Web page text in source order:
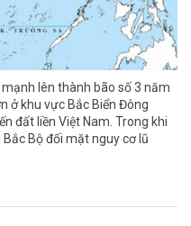
lên thành bão số 3 năm
ở khu vực Bắc Biển Đông
đất liền Việt Nam. Trong khi
Bộ đối mặt nguy cơ lũ